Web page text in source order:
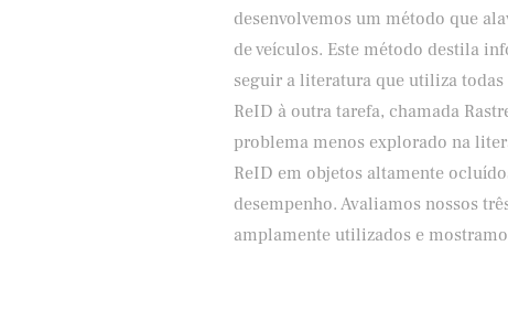
desenvolvemos um método que
de veículos. Este método destila
seguir a literatura que utiliza
ReID à outra tarefa, chamada
problema menos explorado na
ReID em objetos altamente
desempenho. Avaliamos nossos
amplamente utilizados e